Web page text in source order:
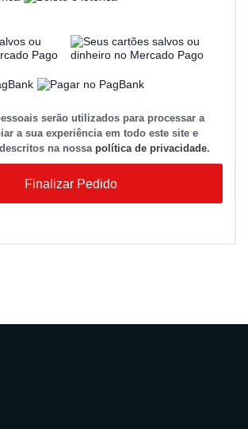
ou
Pago
serão utilizados para processar a
a sua experiência em todo este site e
na nossa política de privacidade.
Finalizar Pedido